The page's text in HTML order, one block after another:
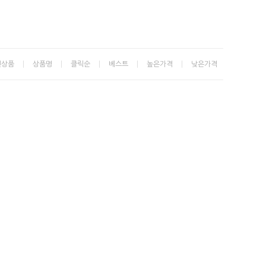
상품 상품명 클릭순 베스트 높은가격 낮은가격